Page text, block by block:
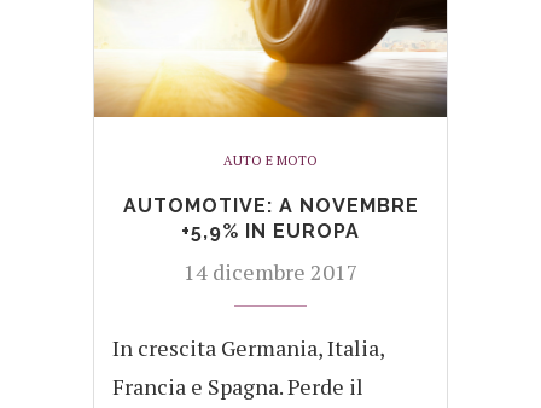
AUTO E MOTO
AUTOMOTIVE: A NOVEMBRE
+5,9% IN EUROPA
14 dicembre 2017
In crescita Germania, Italia,
Francia e Spagna. Perde il